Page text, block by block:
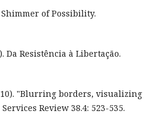
Shimmer of Possibility.
Da Resistência à Libertação.
"Blurring borders, visualizing
Review 38.4: 523-535.